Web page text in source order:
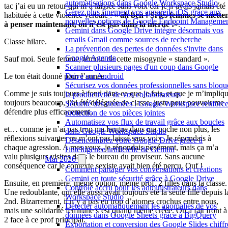
automatisations dans Google Workspace Studio
Gérez plus finement vos appareils iOS grâce aux
nouvelles options de Google Endpoint
Gemini dans Google Drive intègre désormais vos
emails Gmail comme sources de recherche
La prévention des pertes de données s'invite dans
Google Agenda
Scanner plusieurs pages d'un coup dans Google
Drive sur Android
Sécurisez vos données professionnelles sans
la productivité de vos collaborateurs
Sécurité des données : Google Workspace
protection de vos pièces jointes
Automatisez vos flux de travail grâce aux boucles
dans Google Workspace Studio
Désencombrez votre Google Drive grâce à
l'intelligence artificielle de Gemini
Mai 2026
Comment partager vos conversations et créations
Gemini en toute sécurité grâce à Google Drive
Contrôle accru pour les administrateurs dans
Workspace Studio
Détecter automatiquement les anomalies de vos
données dans Google Sheets grâce à BigQuery
Exportation et conversion des Google Slides
tac j’ai eu un retour qui m’a laissée sans voix car je n’avais jamais été
habituée à cette violence verbale : «ah ben ! Si les femmes se
à penser maintenant, on n’est pas dans la merde !».
Classe hilare.
Sauf moi. Seule femme, témoin de cette misogynie « standard ».
Le ton était donné pour l’année.
Comme je suis toujours à fond dans ce que je fais, et que je
toujours beaucoup, j’ai été déléguée de classe, juste pour pouvoir me
défendre plus efficacement.
et… comme je n’ai pas trop ma langue dans ma poche non plus, les
réflexions suivantes ne m’ont pas laissé sans voix. Je répondais à
chaque agression. A mes yeux, je répondais posément, mais ça m’a
valu plusieurs visites dans le bureau du proviseur. Sans aucune
conséquence car le contexte sexiste avait bien été perçu. Ouf !
Ensuite, en première, même option, même prof. 2 filles dans la classe.
Une redoublante, qui elle aussi avait toujours été la seule fille depuis
2nd. Bizarrement, il n’y a pas eu trop d’atomes crochus entre nous,
mais une solidarité féminine s’est quand même créée. On a fait front à
2 face à ce prof principal.